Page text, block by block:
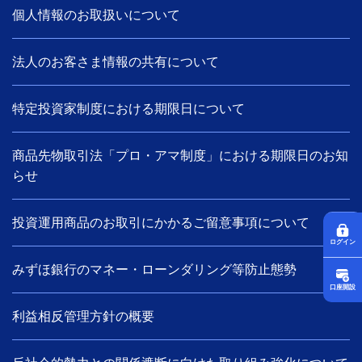
ログイン
口座開設
個人情報のお取扱いについて
法人のお客さま情報の共有について
特定投資家制度における期限日について
商品先物取引法「プロ・アマ制度」における期限日のお知
らせ
投資運用商品のお取引にかかるご留意事項について
みずほ銀行のマネー・ローンダリング等防止態勢
利益相反管理方針の概要